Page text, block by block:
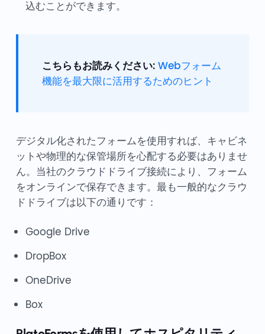
込むことができます。
こちらもお読みください: Webフォーム
機能を最大限に活用するためのヒント
デジタル化されたフォームを使用すれば、キャビネ
ットや物理的な保管場所を心配する必要はありませ
ん。当社のクラウドドライブ接続により、フォーム
をオンラインで保存できます。最も一般的なクラウ
ドドライブは以下の通りです：
Google Drive
DropBox
OneDrive
Box